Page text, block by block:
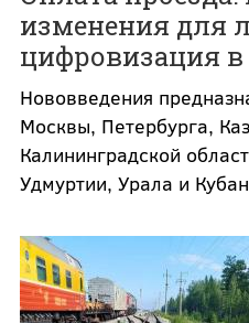
изменения для
цифровизация в
Нововведения
Москвы, Петербурга,
Калининградской
Удмуртии, Урала и